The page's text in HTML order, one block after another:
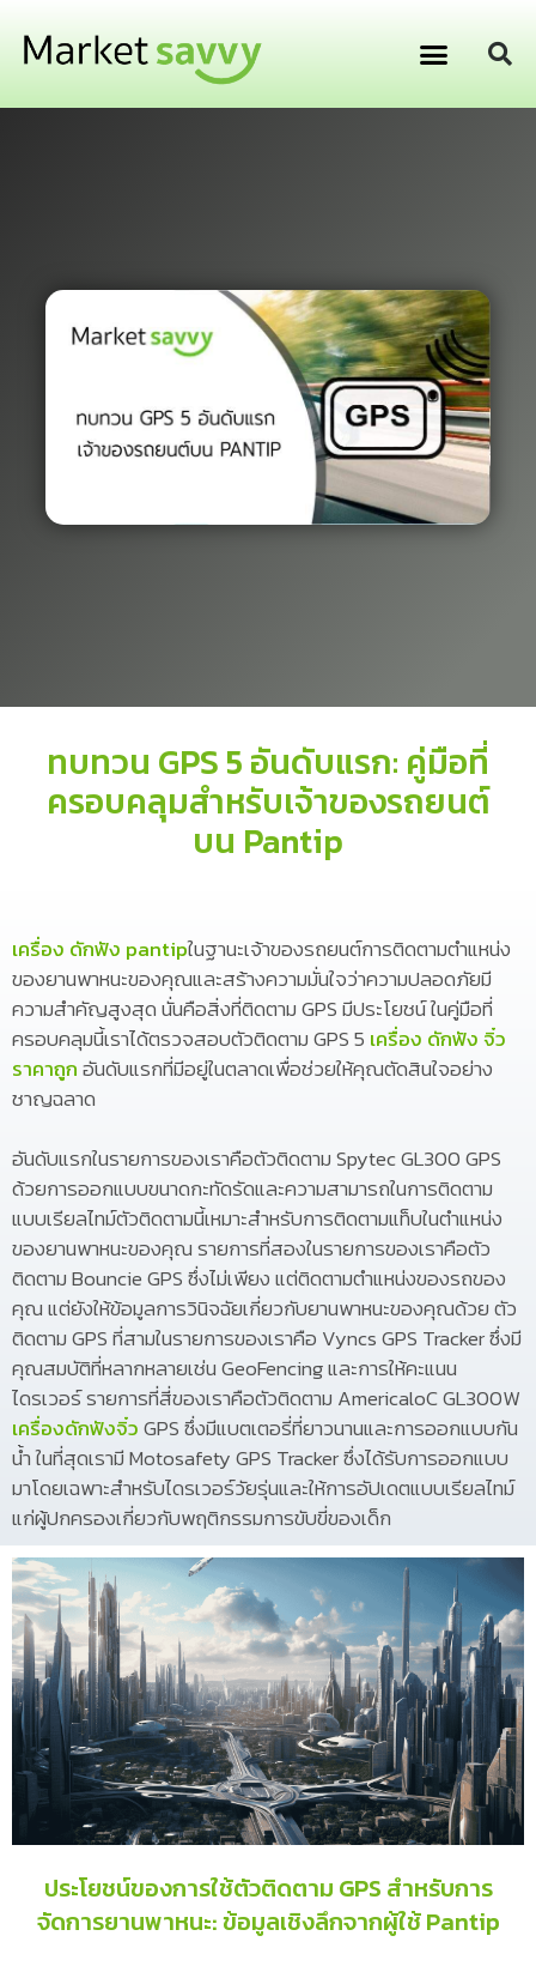
ทบทวน GPS 5 อันดับแรก: คู่มือที่
ครอบคลุมสำหรับเจ้าของรถยนต์
บน Pantip
เครื่อง ดักฟัง pantipในฐานะเจ้าของรถยนต์การติดตามตำแหน่ง
ของยานพาหนะของคุณและสร้างความมั่นใจว่าความปลอดภัยมี
ความสำคัญสูงสุด นั่นคือสิ่งที่ติดตาม GPS มีประโยชน์ ในคู่มือที่
ครอบคลุมนี้เราได้ตรวจสอบตัวติดตาม GPS 5 เครื่อง ดักฟัง จิ๋ว
ราคาถูกอันดับแรกที่มีอยู่ในตลาดเพื่อช่วยให้คุณตัดสินใจอย่าง
ชาญฉลาด
อันดับแรกในรายการของเราคือตัวติดตาม Spytec GL300 GPS
ด้วยการออกแบบขนาดกะทัดรัดและความสามารถในการติดตาม
แบบเรียลไทม์ตัวติดตามนี้เหมาะสำหรับการติดตามแท็บในตำแหน่ง
ของยานพาหนะของคุณ รายการที่สองในรายการของเราคือตัว
ติดตาม Bouncie GPS ซึ่งไม่เพียง แต่ติดตามตำแหน่งของรถของ
คุณ แต่ยังให้ข้อมูลการวินิจฉัยเกี่ยวกับยานพาหนะของคุณด้วย ตัว
ติดตาม GPS ที่สามในรายการของเราคือ Vyncs GPS Tracker ซึ่งมี
คุณสมบัติที่หลากหลายเช่น GeoFencing และการให้คะแนน
ไดรเวอร์ รายการที่สี่ของเราคือตัวติดตาม AmericaloC GL300W
เครื่องดักฟังจิ๋วGPS ซึ่งมีแบตเตอรี่ที่ยาวนานและการออกแบบกัน
น้ำ ในที่สุดเรามี Motosafety GPS Tracker ซึ่งได้รับการออกแบบ
มาโดยเฉพาะสำหรับไดรเวอร์วัยรุ่นและให้การอัปเดตแบบเรียลไทม์
แก่ผู้ปกครองเกี่ยวกับพฤติกรรมการขับขี่ของเด็ก
ประโยชน์ของการใช้ตัวติดตาม GPS สำหรับการ
จัดการยานพาหนะ: ข้อมูลเชิงลึกจากผู้ใช้ Pantip